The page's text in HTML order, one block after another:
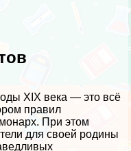
XIX века — это всё
правил
При этом
для своей родины